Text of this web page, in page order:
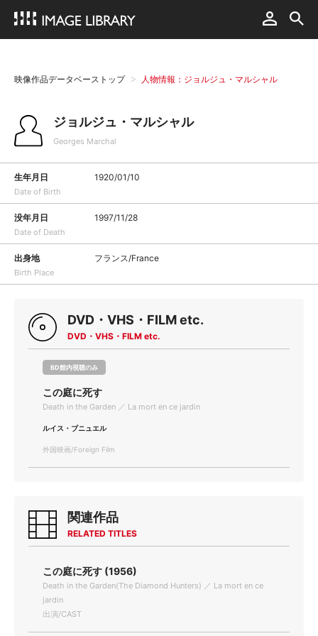
映像作品データベーストップ 人物情報：ジョルジュ・マルシャル
ジョルジュ・マルシャル
Georges Marchal
生年月日
Date of Birth
1920/01/10
没年月日
Date of Death
1997/11/28
出身地
Birth Place
フランス/France
DVD・VHS・FILM etc.
DVD・VHS・FILM etc.
BD館内視聴のみ
この庭に死す
Death in the Garden ／ La mort en ce jardin
ルイス・ブニュエル
外国映画/Foreign Film
関連作品
RELATED TITLES
この庭に死す (1956)
Death in the Garden(The Diamond Hunters) ／ La mort en ce
jardin
出演/CAST